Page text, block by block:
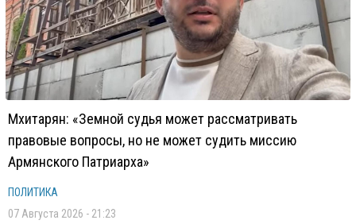
Мхитарян: «Земной судья может рассматривать
правовые вопросы, но не может судить миссию
Армянского Патриарха»
ПОЛИТИКА
07 Августа 2026 - 21:23